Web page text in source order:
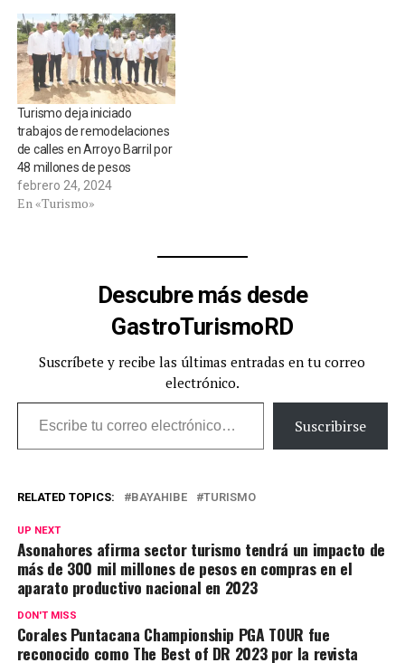
Turismo deja iniciado
trabajos de remodelaciones
de calles en Arroyo Barril por
48 millones de pesos
febrero 24, 2024
En «Turismo»
Descubre más desde
GastroTurismoRD
Suscríbete y recibe las últimas entradas en tu correo
electrónico.
Escribe tu correo electrónico…
Suscribirse
RELATED TOPICS: BAYAHIBE TURISMO
UP NEXT
Asonahores afirma sector turismo tendrá un impacto de
más de 300 mil millones de pesos en compras en el
aparato productivo nacional en 2023
DON'T MISS
Corales Puntacana Championship PGA TOUR fue
reconocido como The Best of DR 2023 por la revista